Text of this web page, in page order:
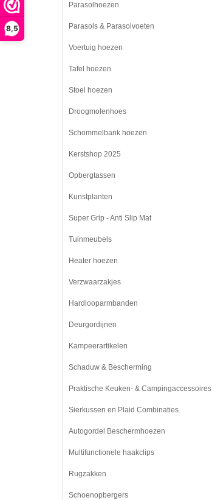
8,5
Parasolhoezen
Parasols & Parasolvoeten
Voertuig hoezen
Tafel hoezen
Stoel hoezen
Droogmolenhoes
Schommelbank hoezen
Kerstshop 2025
Opbergtassen
Kunstplanten
Super Grip - Anti Slip Mat
Tuinmeubels
Heater hoezen
Verzwaarzakjes
Hardlooparmbanden
Deurgordijnen
Kampeerartikelen
Schaduw & Bescherming
Praktische Keuken- & Campingaccessoires
Sierkussen en Plaid Combinaties
Autogordel Beschermhoezen
Multifunctionele haakclips
Rugzakken
Schoenopbergers